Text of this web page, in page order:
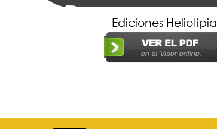
Ediciones Heliotipia